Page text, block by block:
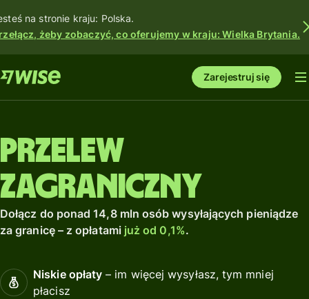
na stronie kraju: Polska.
żeby zobaczyć, co oferujemy w kraju: Wielka Brytania.
Zarejestruj się
Przelew
zagraniczny
Dołącz do ponad 14,8 mln osób wysyłających pieniądze
za granicę – z opłatami już od 0,1%.
Niskie opłaty – im więcej wysyłasz, tym mniej
płacisz